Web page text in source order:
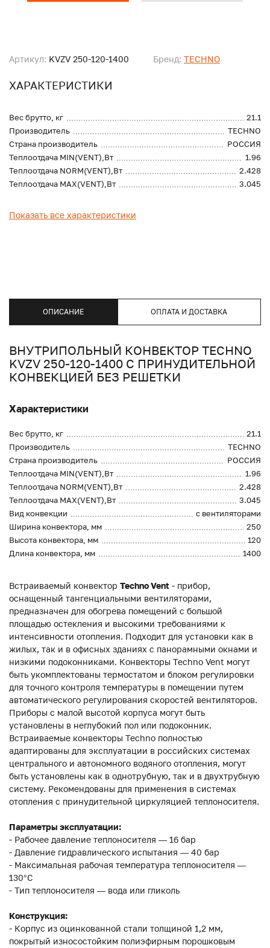
Артикул: KVZV 250-120-1400 Бренд: TECHNO
ХАРАКТЕРИСТИКИ
Вес брутто, кг
21.1
Производитель
TECHNO
Страна производитель
РОССИЯ
Теплоотдача MIN(VENT),Вт
1.96
Теплоотдача NORM(VENT),Вт
2.428
Теплоотдача MAX(VENT),Вт
3.045
Показать все характеристики
ОПИСАНИЕ ОПЛАТА И ДОСТАВКА
ВНУТРИПОЛЬНЫЙ КОНВЕКТОР TECHNO
KVZV 250-120-1400 С ПРИНУДИТЕЛЬНОЙ
КОНВЕКЦИЕЙ БЕЗ РЕШЕТКИ
Характеристики
Вес брутто, кг
21.1
Производитель
TECHNO
Страна производитель
РОССИЯ
Теплоотдача MIN(VENT),Вт
1.96
Теплоотдача NORM(VENT),Вт
2.428
Теплоотдача MAX(VENT),Вт
3.045
Вид конвекции
с вентиляторами
Ширина конвектора, мм
250
Высота конвектора, мм
120
Длина конвектора, мм
1400
Встраиваемый конвектор Techno Vent - прибор,
оснащенный тангенциальными вентиляторами,
предназначен для обогрева помещений с большой
площадью остекления и высокими требованиями к
интенсивности отопления. Подходит для установки как в
жилых, так и в офисных зданиях с панорамными окнами и
низкими подоконниками. Конвекторы Techno Vent могут
быть укомплектованы термостатом и блоком регулировки
для точного контроля температуры в помещении путем
автоматического регулирования скоростей вентиляторов.
Приборы с малой высотой корпуса могут быть
установлены в неглубокий пол или подоконник.
Встраиваемые конвекторы Techno полностью
адаптированы для эксплуатации в российских системах
центрального и автономного водяного отопления, могут
быть установлены как в однотрубную, так и в двухтрубную
систему. Рекомендованы для применения в системах
отопления с принудительной циркуляцией теплоносителя.
Параметры эксплуатации:
- Рабочее давление теплоносителя — 16 бар
- Давление гидравлического испытания — 40 бар
- Максимальная рабочая температура теплоносителя —
130°С
- Тип теплоносителя — вода или гликоль
Конструкция:
- Корпус из оцинкованной стали толщиной 1,2 мм,
покрытый износостойким полиэфирным порошковым